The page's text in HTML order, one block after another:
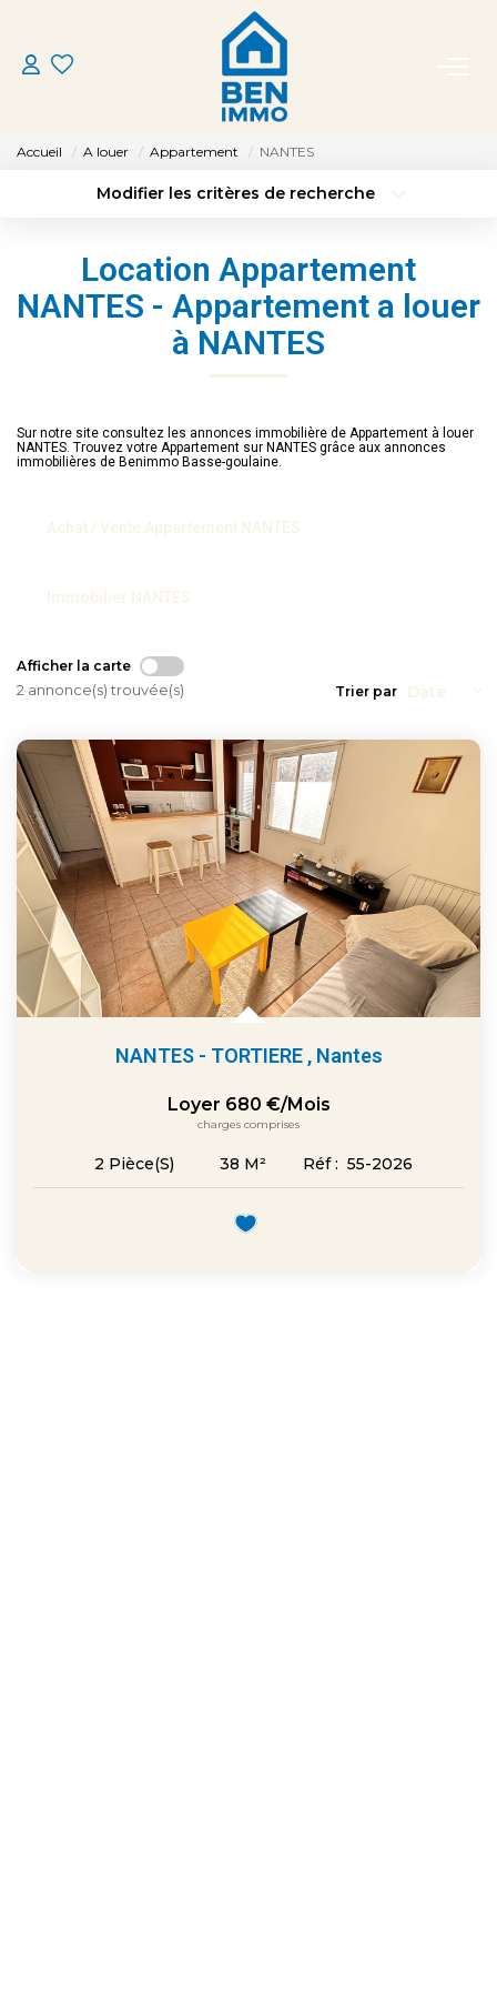
ACHETER
MON AGENCE
Accueil A louer Appartement NANTES
Modifier les critères de recherche
Sélectionnez...
Type de bien
Surface min
Plus de critères
Location Appartement
NANTES - Appartement a louer
à NANTES
Sur notre site consultez les annonces immobilière de Appartement à louer
NANTES. Trouvez votre Appartement sur NANTES grâce aux annonces
immobilières de Benimmo Basse-goulaine.
Afficher la carte
2 annonce(s) trouvée(s) Trier par
NANTES - TORTIERE , Nantes
Loyer 680 €/mois
charges comprises
2 Pièce(s) 38 M² Réf : 55-2026